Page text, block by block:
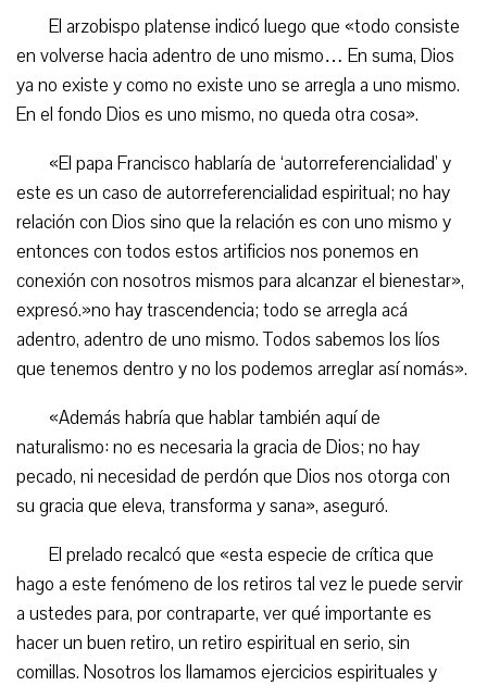
El arzobispo platense indicó luego que «todo consiste
en volverse hacia adentro de uno mismo… En suma, Dios
ya no existe y como no existe uno se arregla a uno mismo.
En el fondo Dios es uno mismo, no queda otra cosa».
«El papa Francisco hablaría de ‘autorreferencialidad’ y
este es un caso de autorreferencialidad espiritual; no hay
relación con Dios sino que la relación es con uno mismo y
entonces con todos estos artificios nos ponemos en
conexión con nosotros mismos para alcanzar el bienestar»,
expresó.»no hay trascendencia; todo se arregla acá
adentro, adentro de uno mismo. Todos sabemos los líos
que tenemos dentro y no los podemos arreglar así nomás».
«Además habría que hablar también aquí de
naturalismo: no es necesaria la gracia de Dios; no hay
pecado, ni necesidad de perdón que Dios nos otorga con
su gracia que eleva, transforma y sana», aseguró.
El prelado recalcó que «esta especie de crítica que
hago a este fenómeno de los retiros tal vez le puede servir
a ustedes para, por contraparte, ver qué importante es
hacer un buen retiro, un retiro espiritual en serio, sin
comillas. Nosotros los llamamos ejercicios espirituales y